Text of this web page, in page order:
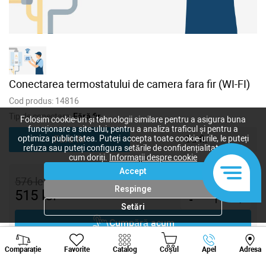
Conectarea termostatului de camera fara fir (WI-FI)
Cod produs: 14816
Tip de conectare:Fără fir
Fără fir Cu fir
576lei
515 lei - +
Cumpără acum
Adaugă în coș
Comparație Favorite Catalog Coșul Apel Adresa
Viber Whatsapp
Folosim cookie-uri și tehnologii similare pentru a asigura buna
funcționare a site-ului, pentru a analiza traficul și pentru a
optimiza publicitatea. Puteți accepta toate cookie-urile, le puteți
refuza sau puteți configura setările de confidențialitate după
cum doriți.
Informații despre cookie
Accept
Respinge
Setări